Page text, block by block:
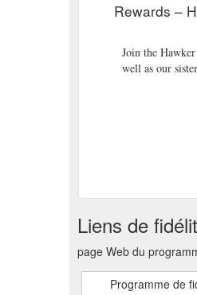
Rewards –
Join the
well as our
Liens de
page Web du
Programme de